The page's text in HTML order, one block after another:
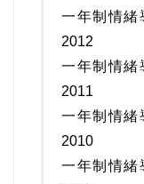
一年制情緒
2012
一年制情緒
2011
一年制情緒
2010
一年制情緒